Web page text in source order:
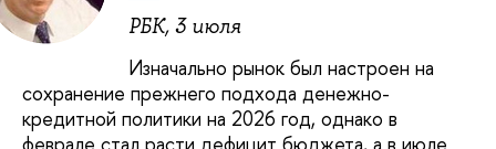
РБК, 3 июля
Изначально рынок был настроен на
сохранение прежнего подхода денежно-
кредитной политики на 2026 год, однако в